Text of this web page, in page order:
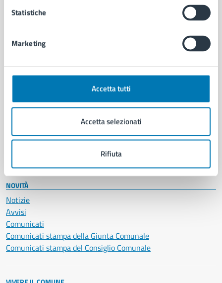
Statistiche
Marketing
Accetta tutti
Accetta selezionati
Rifiuta
CATEGORIE DI SERVIZIO
Anagrafe e stato civile
Documenti e certificati
Giustizia e sicurezza pubblica
Salute, benessere e assistenza
Servizi Cimiteriali
NOVITÀ
Notizie
Avvisi
Comunicati
Comunicati stampa della Giunta Comunale
Comunicati stampa del Consiglio Comunale